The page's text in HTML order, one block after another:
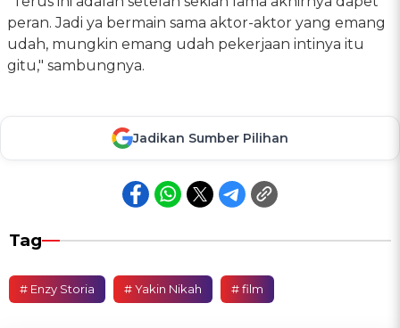
peran. Jadi ya bermain sama aktor-aktor yang emang
udah, mungkin emang udah pekerjaan intinya itu
gitu," sambungnya.
Jadikan Sumber Pilihan
Tag
# Enzy Storia # Yakin Nikah # film